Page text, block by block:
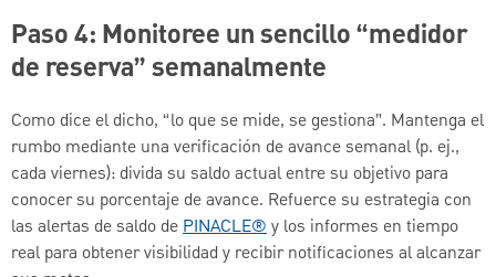
Paso 4: Monitoree un sencillo “medidor
de reserva” semanalmente
Como dice el dicho, “lo que se mide, se gestiona”. Mantenga el
rumbo mediante una verificación de avance semanal (p. ej.,
cada viernes): divida su saldo actual entre su objetivo para
conocer su porcentaje de avance. Refuerce su estrategia con
las alertas de saldo dePINACLE®y los informes en tiempo
real para obtener visibilidad y recibir notificaciones al alcanzar